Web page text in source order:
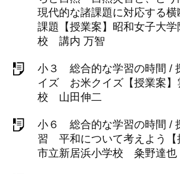
現代的な諸課題に対応する
課題【授業案】昭和女子大
校 講内 万智
小３ 総合的な学習の時間 /
イズ お米クイズ【授業案】
校 山田伸二
小６ 総合的な学習の時間 /
習 平和について考えよう【
市立新居浜小学校 粂野達也